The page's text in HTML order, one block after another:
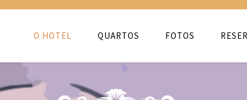
O HOTEL QUARTOS FOTOS